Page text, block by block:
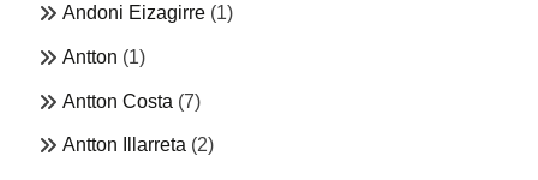
Andoni Eizagirre (1)
Antton (1)
Antton Costa (7)
Antton Illarreta (2)